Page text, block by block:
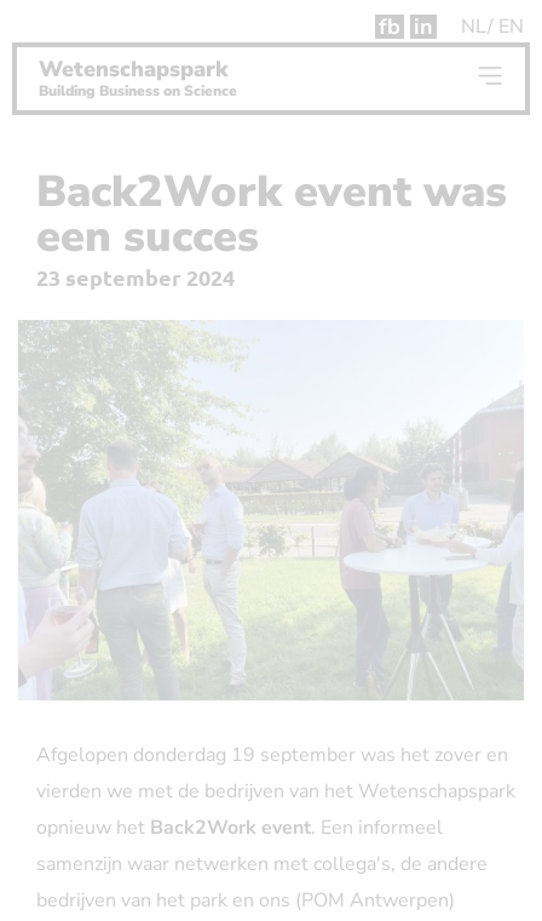
fb in NL EN
Wetenschapspark
Building Business on Science
Back2Work event was
een succes
23 september 2024
Afgelopen donderdag 19 september was het zover en
vierden we met de bedrijven van het Wetenschapspark
opnieuw het Back2Work event. Een informeel
samenzijn waar netwerken met collega's, de andere
bedrijven van het park en ons (POM Antwerpen)